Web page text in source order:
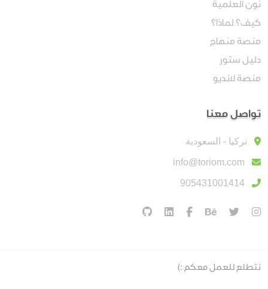
نون العلمية
كيف؟ لماذا؟
منصة منهاج
دليل ستور
منصة لانديو
تواصل معنا
تركيا - السعودية
info@toriom.com
905431001414
نتطلع للعمل معكم :)